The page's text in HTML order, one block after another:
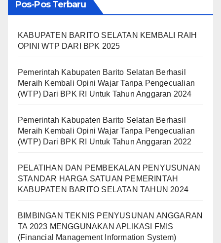
Pos-Pos Terbaru
KABUPATEN BARITO SELATAN KEMBALI RAIH
OPINI WTP DARI BPK 2025
Pemerintah Kabupaten Barito Selatan Berhasil
Meraih Kembali Opini Wajar Tanpa Pengecualian
(WTP) Dari BPK RI Untuk Tahun Anggaran 2024
Pemerintah Kabupaten Barito Selatan Berhasil
Meraih Kembali Opini Wajar Tanpa Pengecualian
(WTP) Dari BPK RI Untuk Tahun Anggaran 2022
PELATIHAN DAN PEMBEKALAN PENYUSUNAN
STANDAR HARGA SATUAN PEMERINTAH
KABUPATEN BARITO SELATAN TAHUN 2024
BIMBINGAN TEKNIS PENYUSUNAN ANGGARAN
TA 2023 MENGGUNAKAN APLIKASI FMIS
(Financial Management Information System)